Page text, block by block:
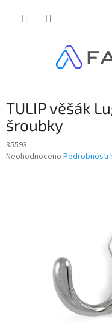
TULIP věšák
šroubky
35593
Průměrné
Neohodnoceno Podrobnosti